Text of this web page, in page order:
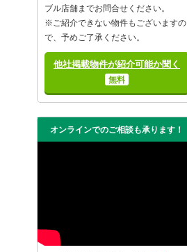
ブル店舗までお問合せください。
※ご紹介できない物件もございますの
で、予めご了承ください。
他社掲載物件が紹介可能か聞く
無料
オンラインでのご相談も承ります！